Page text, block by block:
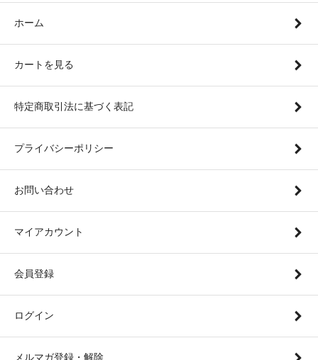
ホーム
カートを見る
特定商取引法に基づく表記
プライバシーポリシー
お問い合わせ
マイアカウント
会員登録
ログイン
メルマガ登録・解除